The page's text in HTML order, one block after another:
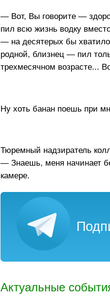
— Вот, Вы говорите —
пил всю жизнь водку
— на десятерых бы
родной, близнец — пил
трехмесячном возрасте...
Ну хоть банан поешь при
Тюремный надзиратель
— Знаешь, меня начинает
камере.
Актуальные